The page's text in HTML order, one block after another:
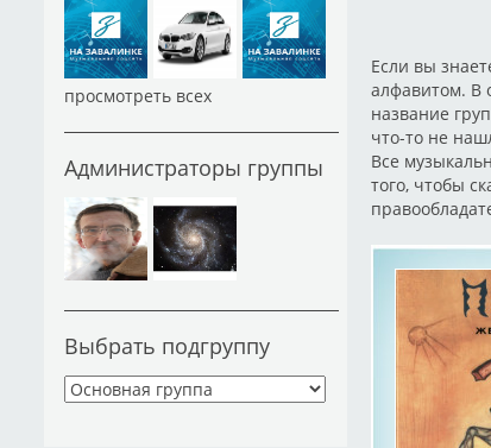
просмотреть всех
Администраторы группы
Выбрать подгруппу
Если вы
алфавитом. В
название
что-то не
Все
того, чтобы